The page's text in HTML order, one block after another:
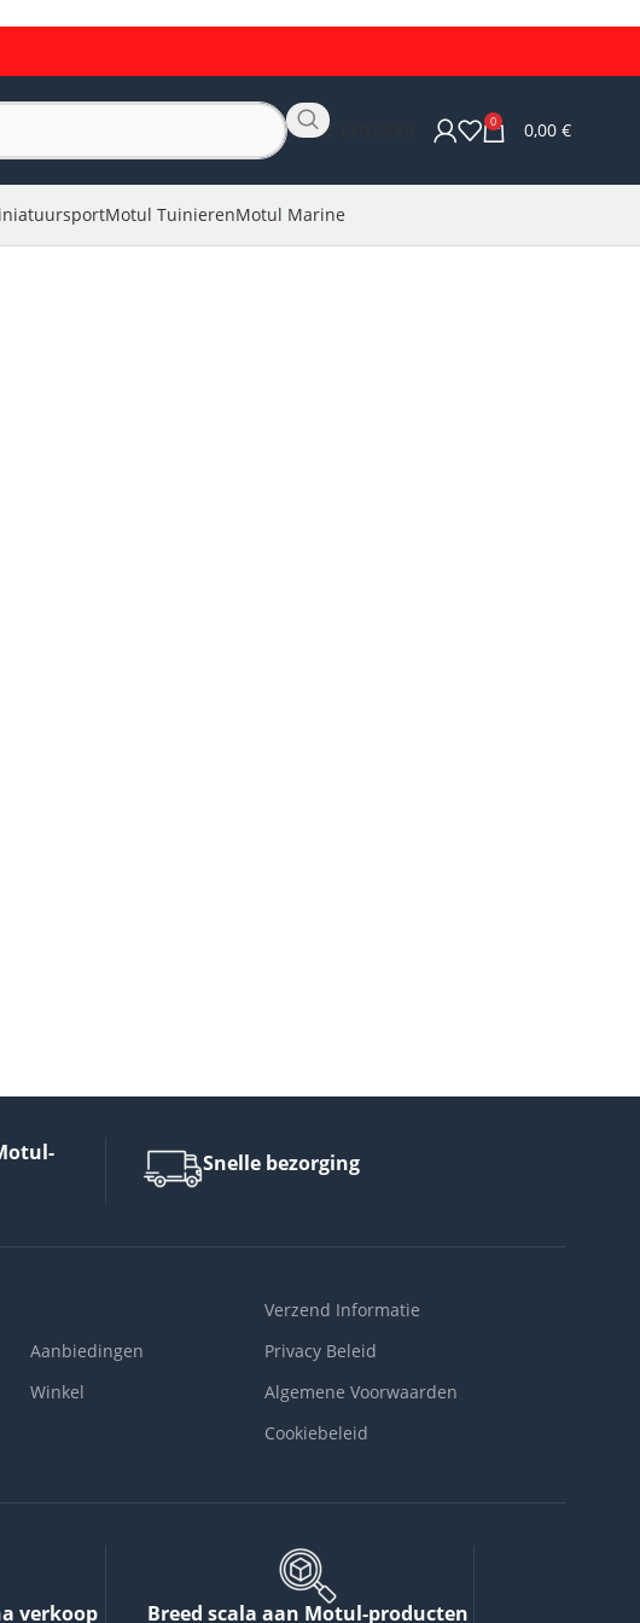
OLIE CHECKER 0 0,00 €
Motul TuinierenMotul Marine
Snelle bezorging
Aanbiedingen
Winkel
Verzend Informatie
Privacy Beleid
Algemene Voorwaarden
Cookiebeleid
verkoop Breed scala aan Motul-producten